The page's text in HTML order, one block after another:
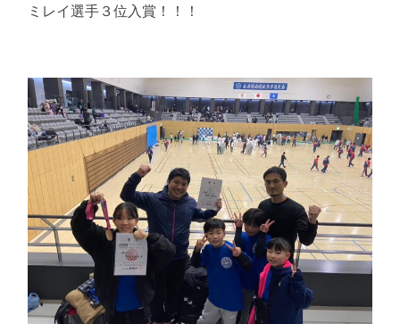
ミレイ選手３位入賞！！！